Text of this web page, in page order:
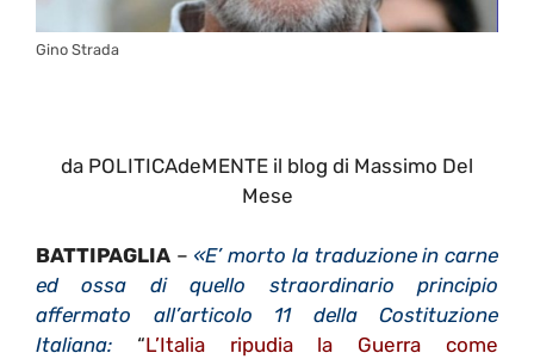
Gino Strada
da POLITICAdeMENTE il blog di Massimo Del
Mese
BATTIPAGLIA – «E’ morto la traduzione in carne
ed ossa di quello straordinario principio
affermato all’articolo 11 della Costituzione
Italiana: “L’Italia ripudia la Guerra come